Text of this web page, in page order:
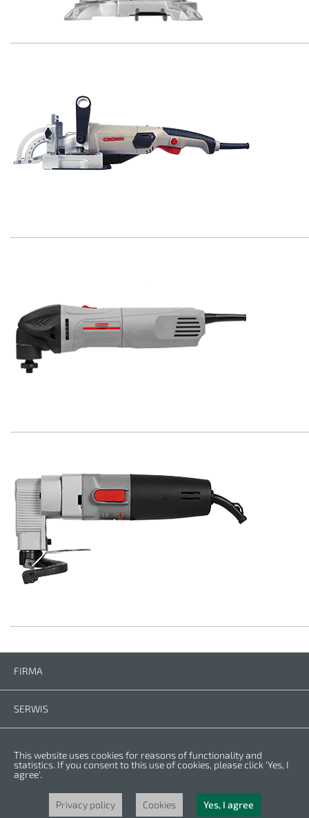
FIRMA
SERWIS
Warunki gwarancji
Polityka prywatności
Cookies
This website uses cookies for reasons of functionality and
statistics. If you consent to this use of cookies, please click 'Yes, I
agree'.
Privacy policy Cookies Yes, I agree